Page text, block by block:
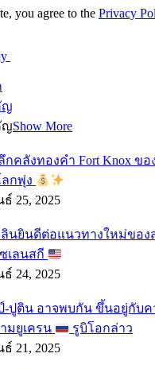
you agree to the Privacy
ญ
ญShow More
กคลังทองคำ Fort Knox ข
กพุ่ง
25, 2025
ลินยินดีต่อแนวทางใหม่ของ
เลนสกี
24, 2025
-ปูติน อาจพบกัน ขึ้นอยู่กับ
มยูเครน
รูบิโอกล่าว
21, 2025